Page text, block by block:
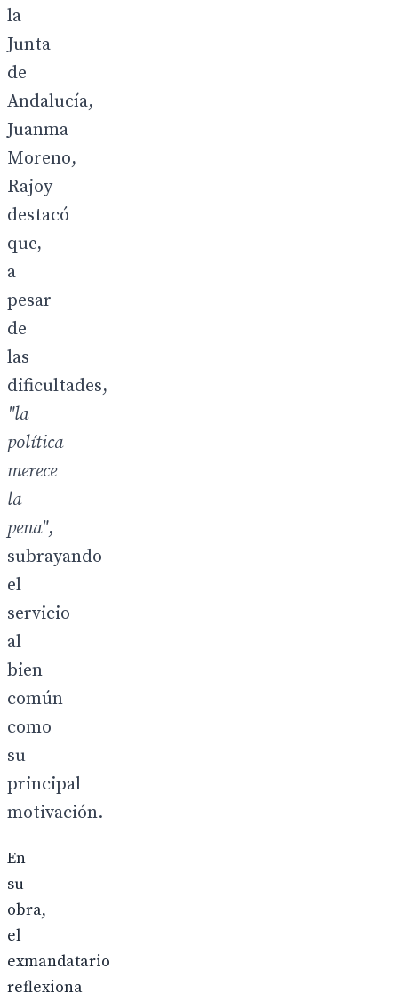
la
Junta
de
Andalucía,
Juanma
Moreno,
Rajoy
destacó
que,
a
pesar
de
las
dificultades,
"la
política
merece
la
pena",
subrayando
el
servicio
al
bien
común
como
su
principal
motivación.
En
su
obra,
el
exmandatario
reflexiona